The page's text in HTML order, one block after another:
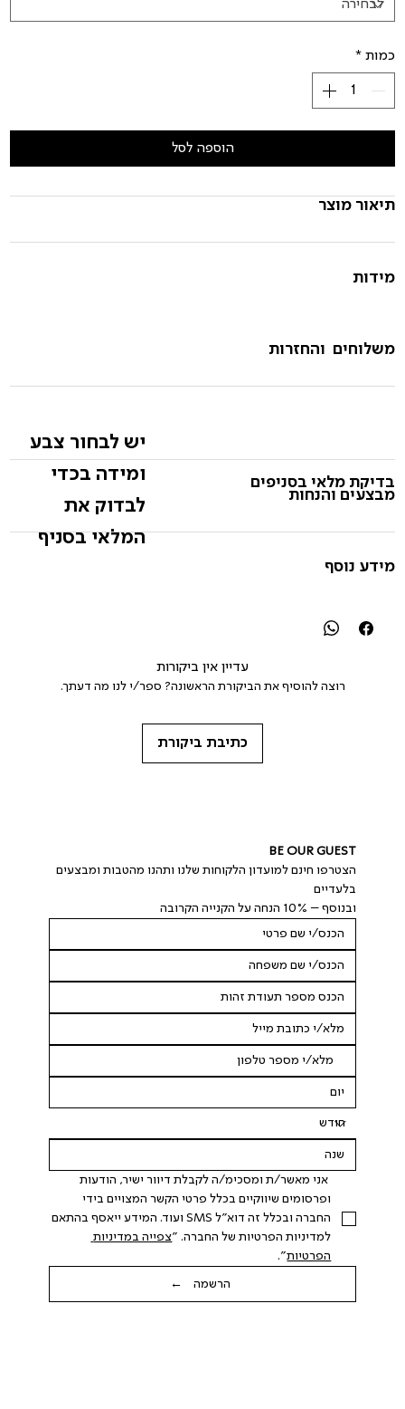
כמות *
הוספה לסל
תיאור מוצר
מידות
משלוחים והחזרות
יש לבחור צבע
ומידה בכדי
לבדוק את
המלאי בסניף
בדיקת מלאי בסניפים
מבצעים והנחות
מידע נוסף
עדיין אין ביקורות
רוצה להוסיף את הביקורת הראשונה? ספר/י לנו מה דעתך.
כתיבת ביקורת
BE OUR GUEST
הצטרפו חינם למועדון הלקוחות שלנו ותהנו מהטבות ומבצעים
בלעדיים
ובנוסף – 10% הנחה על הקנייה הקרובה
אני מאשר/ת ומסכימ/ה לקבלת דיוור ישיר, הודעות
החברה ובכלל זה דוא"ל SMS ועוד. המידע ייאסף בהתאם
למדיניות הפרטיות של החברה. "
צפייה במדיניות
הפרטיות".
הרשמה ←